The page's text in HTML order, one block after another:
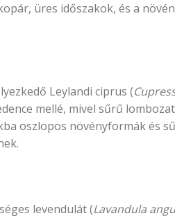
üres időszakok, és a
Leylandi ciprus (
mellé, mivel sűrű
oszlopos növényformák és
levendulát (Lavandula